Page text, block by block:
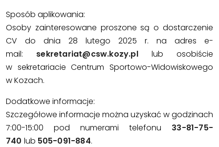
Sposób aplikowania:
Osoby zainteresowane proszone są o dostarczenie
CV do dnia 28 lutego 2025 r. na adres e-
mail: sekretariat@csw.kozy.pllub osobiście
w sekretariacie Centrum Sportowo-Widowiskowego
w Kozach.
Dodatkowe informacje:
Szczegółowe informacje można uzyskać w godzinach
7:00-15:00 pod numerami telefonu 33-81-75-
740 lub 505-091-884.